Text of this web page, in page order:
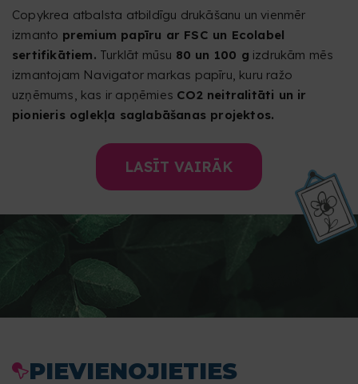
Copykrea atbalsta atbildīgu drukāšanu un vienmēr
izmanto premium papīru ar FSC un Ecolabel
sertifikātiem. Turklāt mūsu 80 un 100 g izdrukām mēs
izmantojam Navigator markas papīru, kuru ražo
uzņēmums, kas ir apņēmies CO2 neitralitāti un ir
pionieris oglekļa saglabāšanas projektos.
LASĪT VAIRĀK
PIEVIENOJIETIES